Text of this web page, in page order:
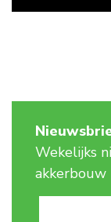
Wekelijks
akkerbouw